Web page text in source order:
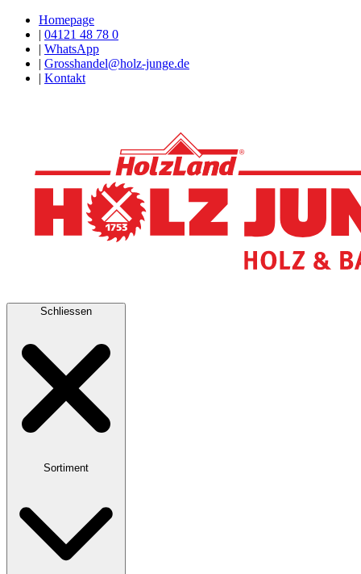
Homepage
| 04121 48 78 0
| WhatsApp
| Grosshandel@holz-junge.de
| Kontakt
Schliessen
Sortiment